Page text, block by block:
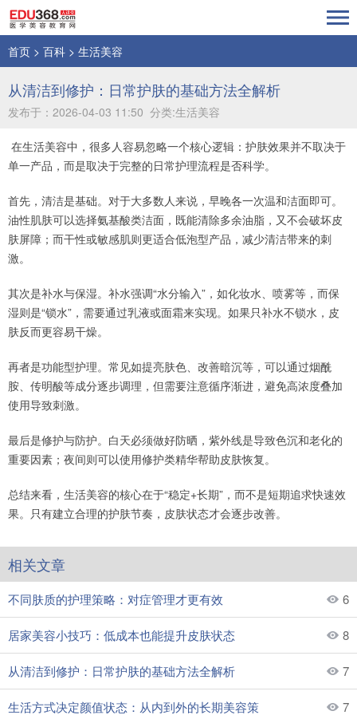
首页 > 百科 > 生活美容
从清洁到修护：日常护肤的基础方法全解析
发布于：2026-04-03 11:50 分类:生活美容
在生活美容中，很多人容易忽略一个核心逻辑：护肤效果并不取决于
单一产品，而是取决于完整的日常护理流程是否科学。
首先，清洁是基础。对于大多数人来说，早晚各一次温和洁面即可。
油性肌肤可以选择氨基酸类洁面，既能清除多余油脂，又不会破坏皮
肤屏障；而干性或敏感肌则更适合低泡型产品，减少清洁带来的刺
激。
其次是补水与保湿。补水强调“水分输入”，如化妆水、喷雾等，而保
湿则是“锁水”，需要通过乳液或面霜来实现。如果只补水不锁水，皮
肤反而更容易干燥。
再者是功能型护理。常见如提亮肤色、改善暗沉等，可以通过烟酰
胺、传明酸等成分逐步调理，但需要注意循序渐进，避免高浓度叠加
使用导致刺激。
最后是修护与防护。白天必须做好防晒，紫外线是导致色沉和老化的
重要因素；夜间则可以使用修护类精华帮助皮肤恢复。
总结来看，生活美容的核心在于“稳定+长期”，而不是短期追求快速效
果。只有建立合理的护肤节奏，皮肤状态才会逐步改善。
相关文章
不同肤质的护理策略：对症管理才更有效 6
居家美容小技巧：低成本也能提升皮肤状态 8
从清洁到修护：日常护肤的基础方法全解析 7
生活方式决定颜值状态：从内到外的长期美容策 7